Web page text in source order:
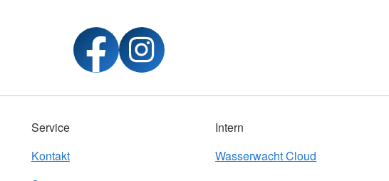
Service
Kontakt
Intern
Wasserwacht Cloud